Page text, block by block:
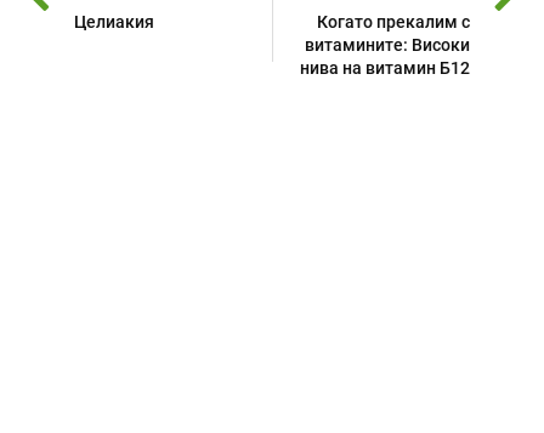
Целиакия
Когато прекалим с
витамините: Високи
нива на витамин Б12